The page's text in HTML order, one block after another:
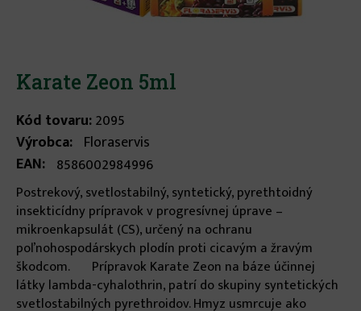
Karate Zeon 5ml
Kód tovaru:2095
Výrobca: Floraservis
EAN: 8586002984996
Postrekový, svetlostabilný, syntetický, pyrethtoidný
insekticídny prípravok v progresívnej úprave –
mikroenkapsulát (CS), určený na ochranu
poľnohospodárskych plodín proti cicavým a žravým
škodcom. Prípravok Karate Zeon na báze účinnej
látky lambda-cyhalothrin, patrí do skupiny syntetických
svetlostabilných pyrethroidov. Hmyz usmrcuje ako